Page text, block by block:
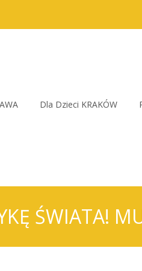
Dla Dzieci KRAKÓW
ŚWIATA!